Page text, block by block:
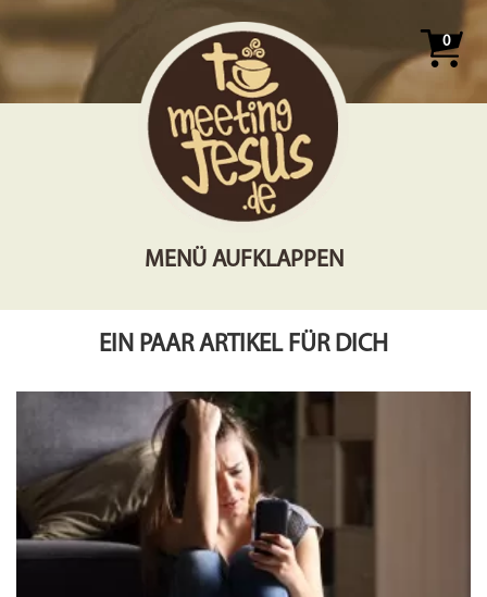
0
MENÜ AUFKLAPPEN
EIN PAAR ARTIKEL FÜR DICH